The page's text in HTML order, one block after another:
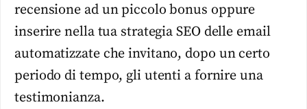
recensione ad un piccolo bonus oppure
inserire nella tua strategia SEO delle email
automatizzate che invitano, dopo un certo
periodo di tempo, gli utenti a fornire una
testimonianza.